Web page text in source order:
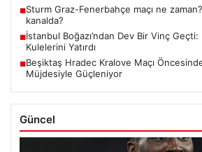
■Sturm Graz-Fenerbahçe maçı ne
kanalda?
■İstanbul Boğazı’ndan Dev Bir Vinç
Kulelerini Yatırdı
■Beşiktaş Hradec Kralove Maçı
Müjdesiyle Güçleniyor
Güncel